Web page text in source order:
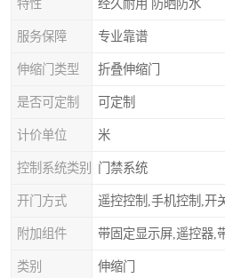
特性 经久耐用 防晒防水
服务保障 专业靠谱
伸缩门类型 折叠伸缩门
是否可定制 可定制
计价单位 米
控制系统类别 门禁系统
开门方式 遥控控制,手机控制,开
附加组件 带固定显示屏,遥控器,
类别 伸缩门